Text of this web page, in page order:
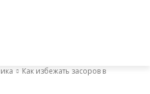
Как избежать засоров в